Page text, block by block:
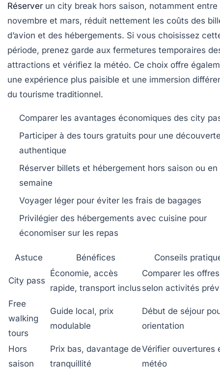
Réserver un city break hors saison, notamment entre
novembre et mars, réduit nettement les coûts des
d’avion et des hébergements. Si vous choisissez
période, prenez garde aux fermetures temporaires
attractions et vérifiez la météo. Ce choix offre
une expérience plus paisible et une immersion
du tourisme traditionnel.
Comparer les avantages économiques des city
Participer à des tours gratuits pour une
authentique
Réserver billets et hébergement hors saison ou en
semaine
Voyager léger pour éviter les frais de bagages
Privilégier des hébergements avec cuisine pour
économiser sur les repas
Astuce Bénéfices Conseils
City pass
Économie, accès
rapide, transport inclus
Comparer les offres
selon activités
Free
walking
tours
Guide local, prix
modulable
Début de séjour
orientation
Hors
saison
Prix bas, davantage de
tranquillité
Vérifier ouvertures
météo